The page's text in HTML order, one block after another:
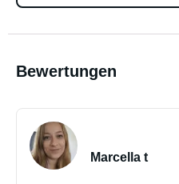
Bewertungen
Marcella t